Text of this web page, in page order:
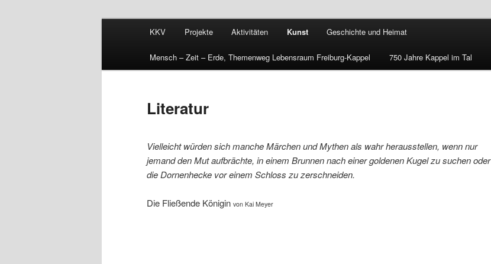
KKV
KKV Projekte Aktivitäten Kunst Geschichte und Heimat
Mensch – Zeit – Erde, Themenweg Lebensraum Freiburg-Kappel 750 Jahre Kappel im Tal
Literatur
Vielleicht würden sich manche Märchen und Mythen als wahr herausstellen, wenn nur
jemand den Mut aufbrächte, in einem Brunnen nach einer goldenen Kugel zu suchen oder
die Dornenhecke vor einem Schloss zu zerschneiden.
Die Fließende Königin von Kai Meyer